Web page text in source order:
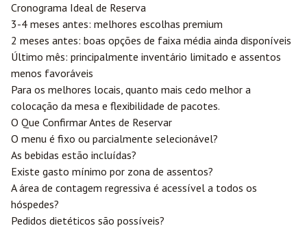
Cronograma Ideal de Reserva
3-4 meses antes: melhores escolhas premium
2 meses antes: boas opções de faixa média ainda disponíveis
Último mês: principalmente inventário limitado e assentos
menos favoráveis
Para os melhores locais, quanto mais cedo melhor a
colocação da mesa e flexibilidade de pacotes.
O Que Confirmar Antes de Reservar
O menu é fixo ou parcialmente selecionável?
As bebidas estão incluídas?
Existe gasto mínimo por zona de assentos?
A área de contagem regressiva é acessível a todos os
hóspedes?
Pedidos dietéticos são possíveis?